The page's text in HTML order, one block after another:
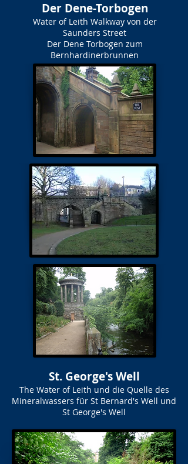
Der Dene-Torbogen
Water of Leith Walkway von der
Saunders Street
Der Dene Torbogen zum
Bernhardinerbrunnen
St. George's Well
The Water of Leith und die Quelle des
Mineralwassers für St Bernard's Well und
St George's Well